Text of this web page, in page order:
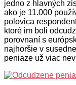
jedno z hlavných
ako je 11.000
polovica
ktoré im boli
porovnaní s
najhoršie v
peniaze už viac